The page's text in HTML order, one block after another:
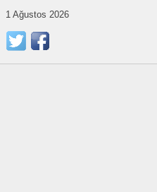
1 Ağustos 2026